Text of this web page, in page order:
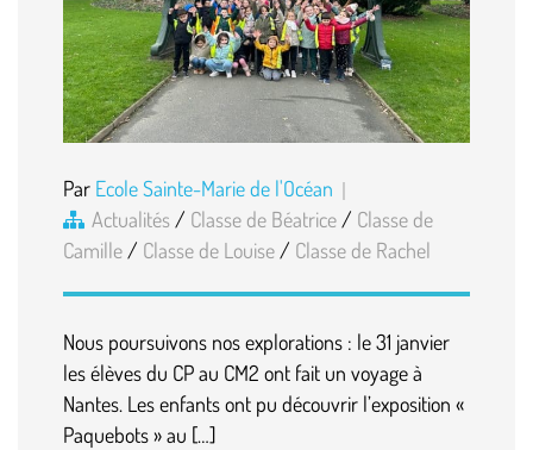
Par Ecole Sainte-Marie de l'Océan
Actualités / Classe de Béatrice / Classe de
Camille / Classe de Louise / Classe de Rachel
Nous poursuivons nos explorations : le 31 janvier
les élèves du CP au CM2 ont fait un voyage à
Nantes. Les enfants ont pu découvrir l’exposition «
Paquebots » au […]